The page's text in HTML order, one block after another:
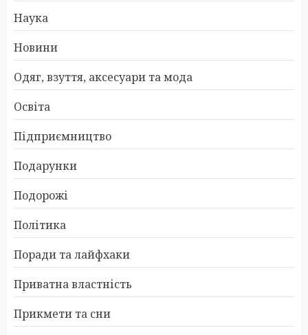
Наука
Новини
Одяг, взуття, аксесуари та мода
Освіта
Підприємництво
Подарунки
Подорожі
Політика
Поради та лайфхаки
Приватна властність
Прикмети та сни